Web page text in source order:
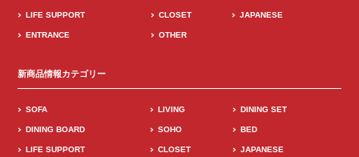
LIFE SUPPORT CLOSET JAPANESE
ENTRANCE OTHER
新商品情報カテゴリー
SOFA LIVING DINING SET
DINING BOARD SOHO BED
LIFE SUPPORT CLOSET JAPANESE